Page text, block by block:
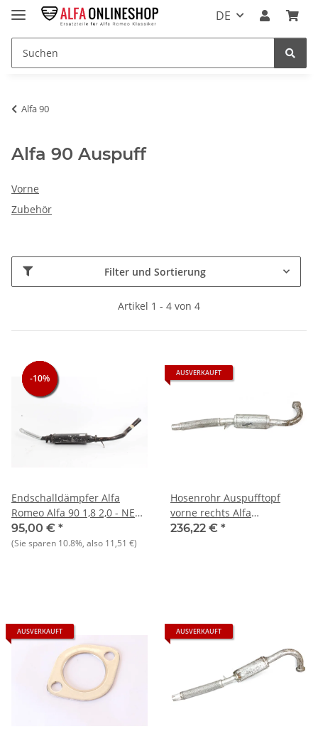
DE
Alfa 90
Alfa 90 Auspuff
Vorne
Zubehör
Filter und Sortierung
Artikel 1 - 4 von 4
-10%
-10%
-10%
Endschalldämpfer Alfa
Romeo Alfa 90 1,8 2,0 - NEU
- Original
95,00 € *
(Sie sparen 10.8%, also 11,51 €)
AUSVERKAUFT
Hosenrohr Auspufftopf
vorne rechts Alfa
GTV6+75+90 V6 NOS-
236,22 € *
AUSVERKAUFT AUSVERKAUFT